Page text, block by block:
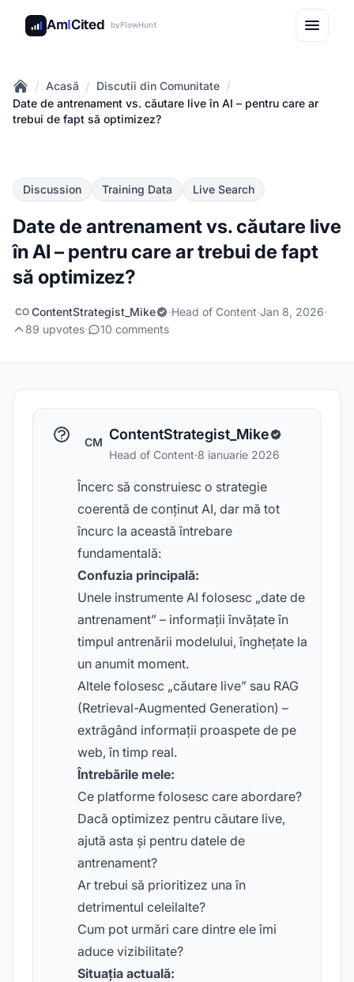
AmICited byFlowHunt
Home
/ Acasă / Discutii din Comunitate /
Date de antrenament vs. căutare live în AI – pentru care ar
trebui de fapt să optimizez?
Discussion Training Data Live Search
Date de antrenament vs. căutare live
în AI – pentru care ar trebui de fapt
să optimizez?
CO ContentStrategist_Mike ·Head of Content·Jan 8, 2026·
89 upvotes· 10 comments
CM ContentStrategist_Mike
Head of Content·8 ianuarie 2026
Încerc să construiesc o strategie
coerentă de conținut AI, dar mă tot
încurc la această întrebare
fundamentală:
Confuzia principală:
Unele instrumente AI folosesc „date de
antrenament” – informații învățate în
timpul antrenării modelului, înghețate la
un anumit moment.
Altele folosesc „căutare live” sau RAG
(Retrieval-Augmented Generation) –
extrăgând informații proaspete de pe
web, în timp real.
Întrebările mele:
Ce platforme folosesc care abordare?
Dacă optimizez pentru căutare live,
ajută asta și pentru datele de
antrenament?
Ar trebui să prioritizez una în
detrimentul celeilalte?
Cum pot urmări care dintre ele îmi
aduce vizibilitate?
Situația actuală: